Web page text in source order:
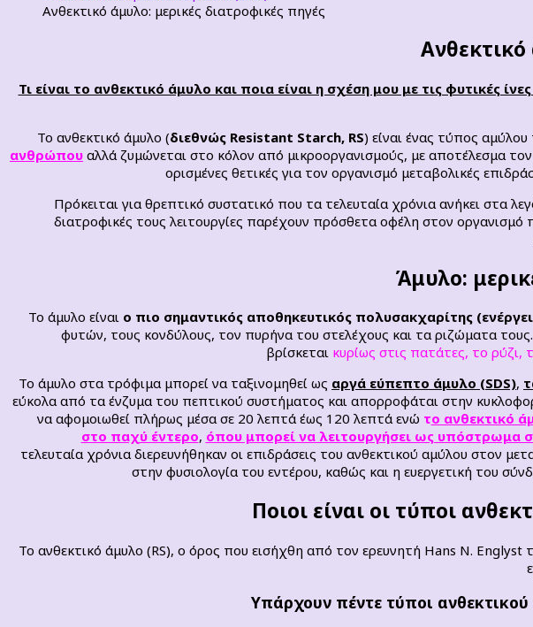
Ανθεκτικό άμυλο: μερικές διατροφικές πηγές
Ανθεκτικό
Τι είναι το ανθεκτικό άμυλο και ποια είναι η σχέση μου με τις φυτικές
Το ανθεκτικό άμυλο (διεθνώς Resistant Starch, RS) είναι ένας τύπος αμύλου
ανθρώπου αλλά ζυμώνεται στο κόλον από μικροοργανισμούς, με αποτέλεσμα
ορισμένες θετικές για τον οργανισμό μεταβολικές
Πρόκειται για θρεπτικό συστατικό που τα τελευταία χρόνια ανήκει στα
διατροφικές τους λειτουργίες παρέχουν πρόσθετα οφέλη στον
Άμυλο:
Το άμυλο είναι ο πιο σημαντικός αποθηκευτικός πολυσακχαρίτης
φυτών, τους κονδύλους, τον πυρήνα του στελέχους και τα ριζώματα τους.
βρίσκεται κυρίως στις πατάτες, το ρύζι,
Το άμυλο στα τρόφιμα μπορεί να ταξινομηθεί ως αργά εύπεπτο άμυλο (SDS),
εύκολα από τα ένζυμα του πεπτικού συστήματος και απορροφάται στην
να αφομοιωθεί πλήρως μέσα σε 20 λεπτά έως 120 λεπτά ενώ το ανθεκτικό
στο παχύ έντερο, όπου μπορεί να λειτουργήσει ως υπόστρωμα
τελευταία χρόνια διερευνήθηκαν οι επιδράσεις του ανθεκτικού αμύλου στον
στην φυσιολογία του εντέρου, καθώς και η ευεργετική του
Ποιοι είναι οι τύποι
Το ανθεκτικό άμυλο (RS), ο όρος που εισήχθη από τον ερευνητή Hans N.
Υπάρχουν πέντε τύποι ανθεκτικού